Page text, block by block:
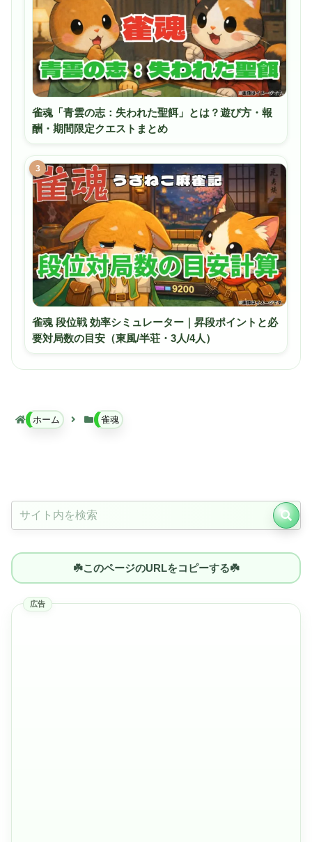
雀魂「青雲の志：失われた聖餌」とは？遊び方・報
酬・期間限定クエストまとめ
3
雀魂 段位戦 効率シミュレーター｜昇段ポイントと必
要対局数の目安（東風/半荘・3人/4人）
ホーム 雀魂
☘️このページのURLをコピーする☘️
広告